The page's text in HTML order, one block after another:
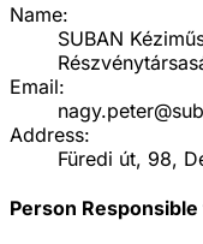
Name:
SUBAN
Email:
Address:
Füredi út, 98,
Person